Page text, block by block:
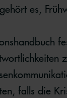
es,
falls die